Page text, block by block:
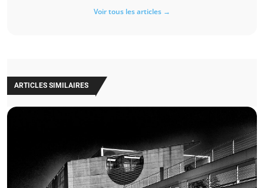
Voir tous les articles →
ARTICLES SIMILAIRES